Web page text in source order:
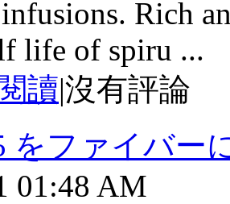
Rich
life of spiru ...
讀|沒有評論
をファイバー
01:48 AM